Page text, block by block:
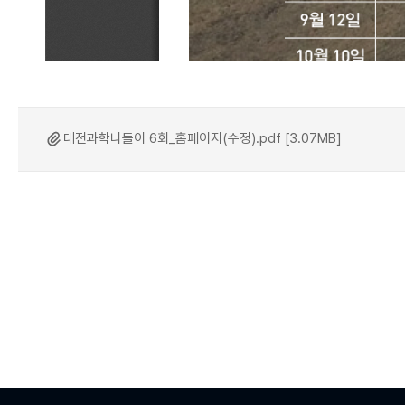
대전과학나들이 6회_홈페이지(수정).pdf [3.07MB]